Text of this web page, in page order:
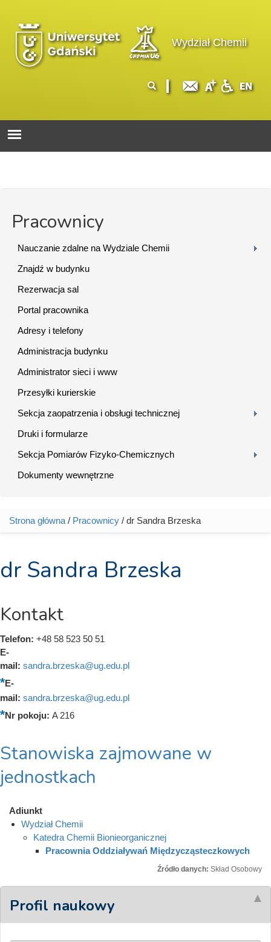
Wydział Chemii
wyszukiwania
Pracownicy
Nauczanie zdalne na Wydziale Chemii
Znajdź w budynku
Rezerwacja sal
Portal pracownika
Adresy i telefony
Administracja budynku
Administrator sieci i www
Przesyłki kurierskie
Sekcja zaopatrzenia i obsługi technicznej
Druki i formularze
Sekcja Pomiarów Fizyko-Chemicznych
Dokumenty wewnętrzne
Jesteś tutaj
Strona główna / Pracownicy / dr Sandra Brzeska
dr Sandra Brzeska
Kontakt
Telefon: +48 58 523 50 51
E-
mail: sandra.brzeska@ug.edu.pl
E-
mail: sandra.brzeska@ug.edu.pl
Nr pokoju: A 216
Stanowiska zajmowane w
jednostkach
Adiunkt
Wydział Chemii
Katedra Chemii Bionieorganicznej
Pracownia Oddziaływań Międzycząsteczkowych
Źródło danych: Skład Osobowy
Profil naukowy